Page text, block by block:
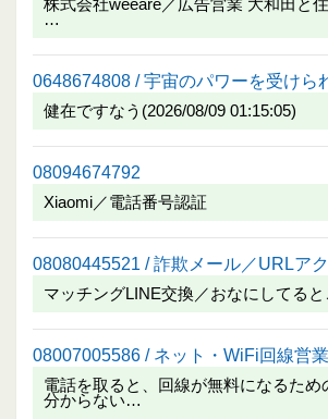
…
0648674808 / 宇宙のパワーを受けら
健在ですなう(2026/08/09 01:15:05)
08094674792
Xiaomi／電話番号認証
08080445521 / 詐欺メール／URLア
マッチングLINE交換／おなにしてる
08007005586 / ネット・WiFi回線営業
電話を取ると、回線が無料になるため
分からない…